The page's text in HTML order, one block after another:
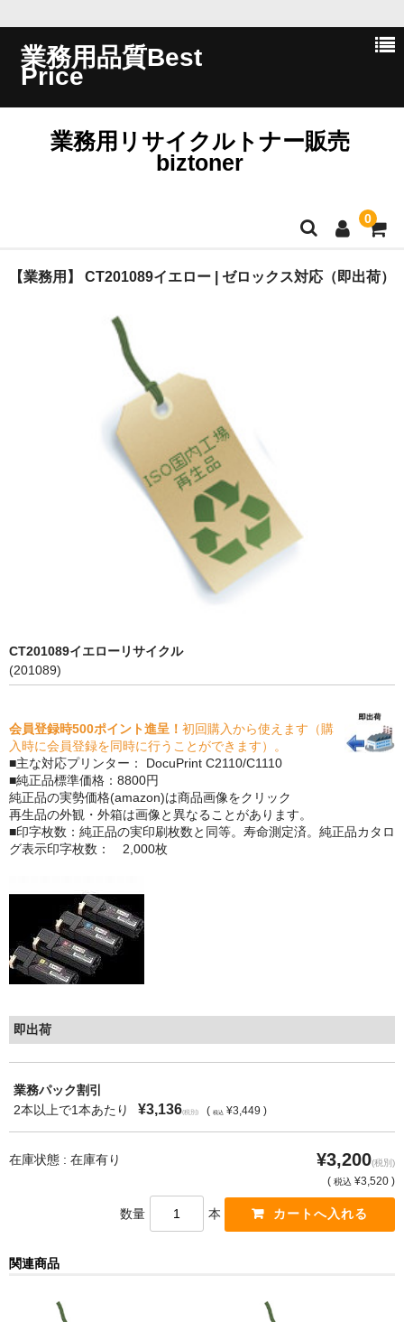
業務用品質Best
Price
業務用リサイクルトナー販売
biztoner
0
ホーム
特定商取引法に基づく表示
貴社都合返品
購入ガイド
トナーの種類と比較
トナー再生の流れ
もっと安い販売店があります。何が違うのですか？
リサイクルトナーの評価
リサイクルトナーの選び方
全国発送・送料無料
対応プリンターメーカー
【業務用】 CT201089イエロー | ゼロックス対応（即出荷）
CT201089イエローリサイクル
(201089)
会員登録時500ポイント進呈！ 初回購入から使えます（購
入時に会員登録を同時に行うことができます）。
■主な対応プリンター： DocuPrint C2110/C1110
■純正品標準価格：8800円
純正品の実勢価格(amazon)は商品画像をクリック
再生品の外観・外箱は画像と異なることがあります。
■印字枚数：純正品の実印刷枚数と同等。寿命測定済。純正品カタロ
グ表示印字枚数： 2,000枚
即出荷
業務パック割引
2本以上で1本あたり
¥3,136(税別) ( 税込 ¥3,449 )
在庫状態 : 在庫有り ¥3,200(税別)
( 税込 ¥3,520 )
数量 本
関連商品